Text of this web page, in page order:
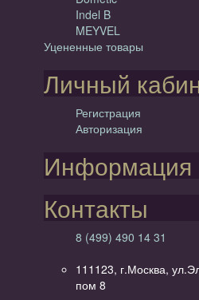
Indel B
MEYVEL
Уцененные товары
Личный
Регистрация
Авторизация
Информация
Контакты
8 (499) 490 14 31
111123, г.Москва,
пом 8